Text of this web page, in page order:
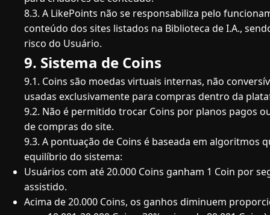
8.3. A LikePoints não se responsabiliza pelo
conteúdo dos sites listados na Biblioteca de I.A.,
risco do Usuário.
9. Sistema de Coins
9.1. Coins são moedas virtuais internas, não
usadas exclusivamente para compras dentro da
9.2. Não é permitido trocar Coins por planos pagos
de compras do site.
9.3. A pontuação de Coins é baseada em algoritmos
equilíbrio do sistema:
Usuários com até 20.000 Coins ganham 1 Coin por
assistido.
Acima de 20.000 Coins, os ganhos diminuem